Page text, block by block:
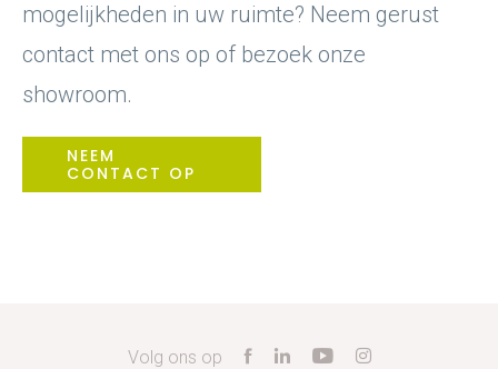
mogelijkheden in uw ruimte? Neem gerust
contact met ons op of bezoek onze
showroom.
NEEM
CONTACT OP
Volg ons op